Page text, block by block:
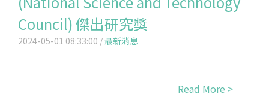
Council) 傑出研究獎
2024-05-01 08:33:00 /最新消息
Read More >